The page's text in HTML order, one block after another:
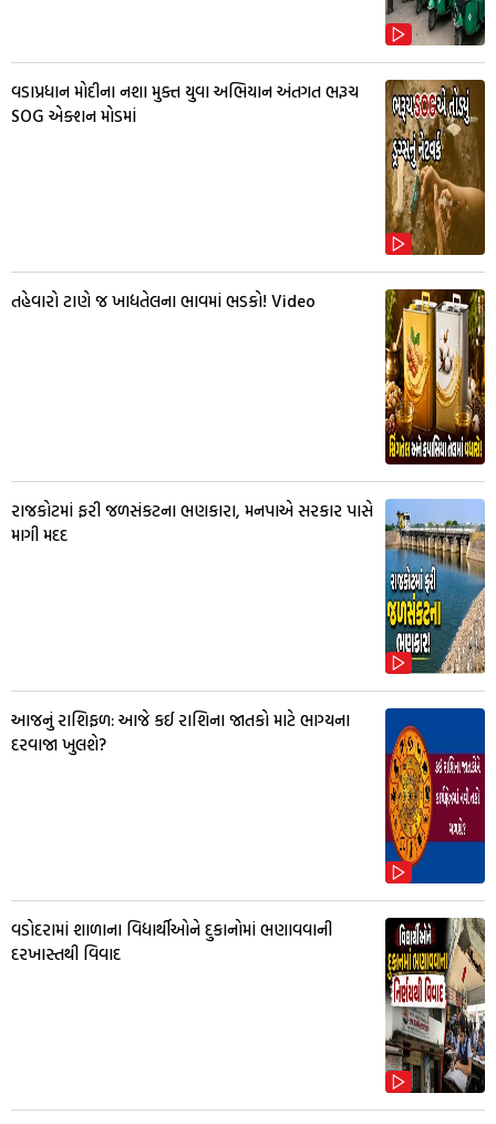
વડાપ્રધાન મોદીના નશા મુક્ત યુવા અભિયાન અંતગત ભરૂચ
SOG એક્શન મોડમાં
તહેવારો ટાણે જ ખાદ્યતેલના ભાવમાં ભડકો! Video
રાજકોટમાં ફરી જળસંકટના ભણકારા, મનપાએ સરકાર પાસે
માગી મદદ
આજનું રાશિફળ: આજે કઈ રાશિના જાતકો માટે ભાગ્યના
દરવાજા ખુલશે?
વડોદરામાં શાળાના વિદ્યાર્થીઓને દુકાનોમાં ભણાવવાની
દરખાસ્તથી વિવાદ